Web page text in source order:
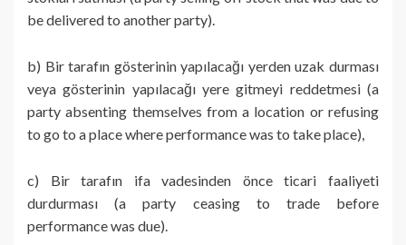
be delivered to another party).
b) Bir tarafın gösterinin yapılacağı yerden uzak durması
veya gösterinin yapılacağı yere gitmeyi reddetmesi (a
party absenting themselves from a location or refusing
to go to a place where performance was to take place),
c) Bir tarafın ifa vadesinden önce ticari faaliyeti
durdurması (a party ceasing to trade before
performance was due).